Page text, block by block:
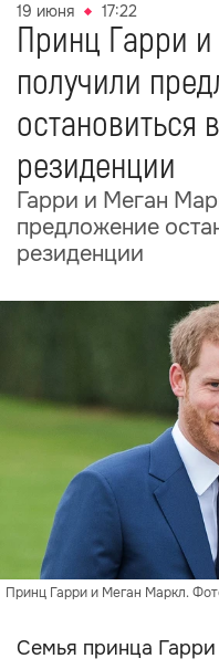
19 июня 17:22
Принц Гарри
получили
остановиться
резиденции
Гарри и Меган
предложение
резиденции
Принц Гарри и Меган Маркл.
Семья принца